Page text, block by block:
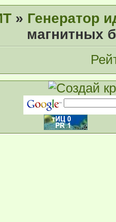
» Генератор
магнитных